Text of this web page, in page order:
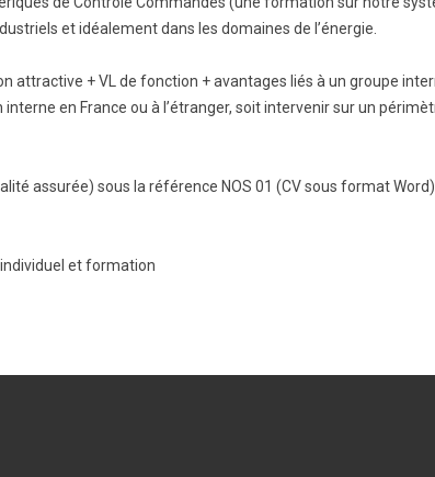
et idéalement dans les domaines de l’énergie.
attractive + VL de fonction + avantages liés à un groupe
en France ou à l’étranger, soit intervenir sur un
assurée) sous la référence NOS 01 (CV sous format
et formation